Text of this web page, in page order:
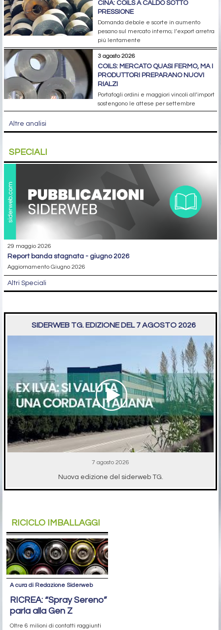
CINA: COILS A CALDO SOTTO
PRESSIONE
Domanda debole e scorte in aumento
pesano sul mercato interno; l’export arretra
più lentamente
3 agosto 2026
COILS: MERCATO QUASI FERMO, MA I
PRODUTTORI PREPARANO NUOVI
RIALZI
Portafogli ordini e maggiori vincoli all’import
sostengono le attese per settembre
Altre analisi
SPECIALI
29 maggio 2026
report banda stagnata - giugno 2026
Aggiornamento Giugno 2026
Altri Speciali
SIDERWEB TG. EDIZIONE DEL 7 AGOSTO 2026
7 agosto 2026
Nuova edizione del siderweb TG.
RICICLO IMBALLAGGI
A cura di Redazione Siderweb
RICREA: “Spray Sereno”
parla alla Gen Z
Oltre 6 milioni di contatti raggiunti